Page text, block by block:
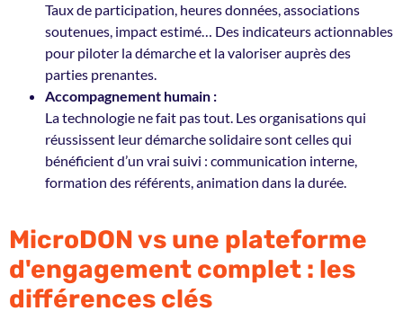
Taux de participation, heures données, associations
soutenues, impact estimé… Des indicateurs actionnables
pour piloter la démarche et la valoriser auprès des
parties prenantes.
Accompagnement humain :
La technologie ne fait pas tout. Les organisations qui
réussissent leur démarche solidaire sont celles qui
bénéficient d’un vrai suivi : communication interne,
formation des référents, animation dans la durée.
MicroDON vs une plateforme
d'engagement complet : les
différences clés